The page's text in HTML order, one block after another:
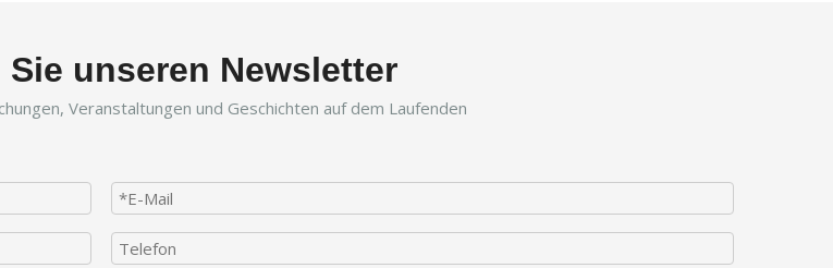
unseren Newsletter
Veranstaltungen und Geschichten auf dem Laufenden